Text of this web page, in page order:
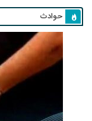
حوادث